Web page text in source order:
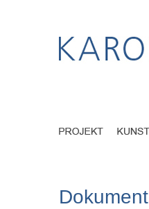
Dokument